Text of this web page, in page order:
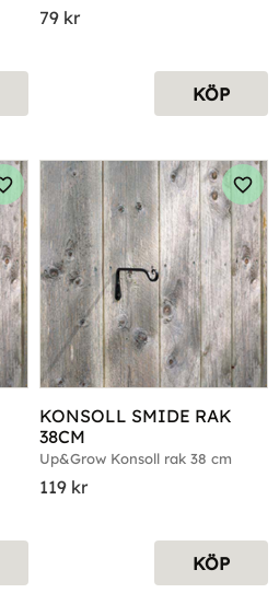
79 kr
KÖP
Lägg till i favoriter
KONSOLL SMIDE RAK
38CM
Up&Grow Konsoll rak 38 cm
119 kr
KÖP